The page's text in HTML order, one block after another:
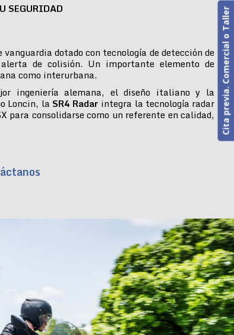
SEGURIDAD
dotado con tecnología de detección de
de colisión. Un importante elemento de
como interurbana.
ingeniería alemana, el diseño italiano y la
Loncin, la SR4 Radar integra la tecnología radar
para consolidarse como un referente en calidad, Cita previa. Comercial o Taller